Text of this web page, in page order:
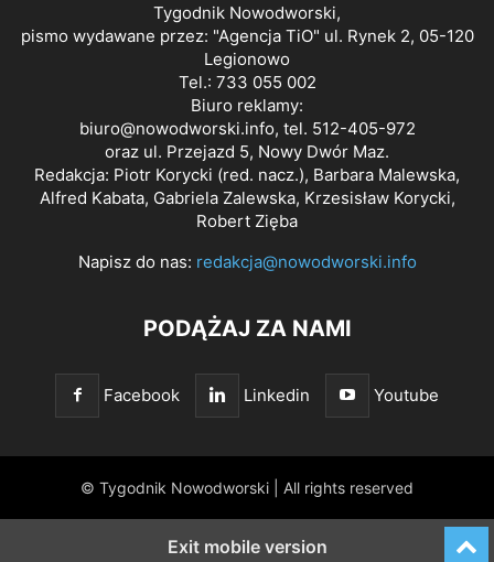
Tygodnik Nowodworski,
pismo wydawane przez: "Agencja TiO" ul. Rynek 2, 05-120
Legionowo
Tel.: 733 055 002
Biuro reklamy:
biuro@nowodworski.info, tel. 512-405-972
oraz ul. Przejazd 5, Nowy Dwór Maz.
Redakcja: Piotr Korycki (red. nacz.), Barbara Malewska,
Alfred Kabata, Gabriela Zalewska, Krzesisław Korycki,
Robert Zięba
Napisz do nas: redakcja@nowodworski.info
PODĄŻAJ ZA NAMI
Facebook Linkedin Youtube
© Tygodnik Nowodworski | All rights reserved
Exit mobile version